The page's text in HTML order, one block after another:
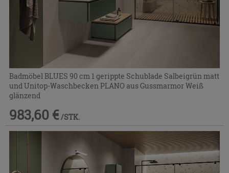
Badmöbel BLUES 90 cm 1 gerippte Schublade Salbeigrün matt
und Unitop-Waschbecken PLANO aus Gussmarmor Weiß
glänzend
983,60 € /STK.